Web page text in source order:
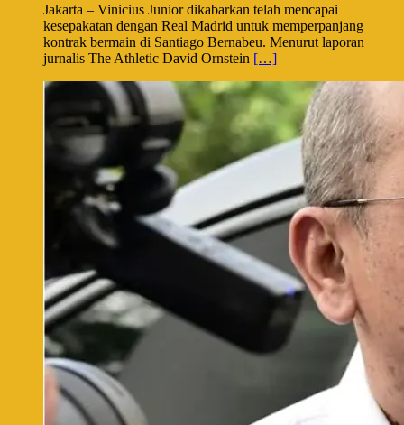
Jakarta – Vinicius Junior dikabarkan telah mencapai
kesepakatan dengan Real Madrid untuk memperpanjang
kontrak bermain di Santiago Bernabeu. Menurut laporan
jurnalis The Athletic David Ornstein […]